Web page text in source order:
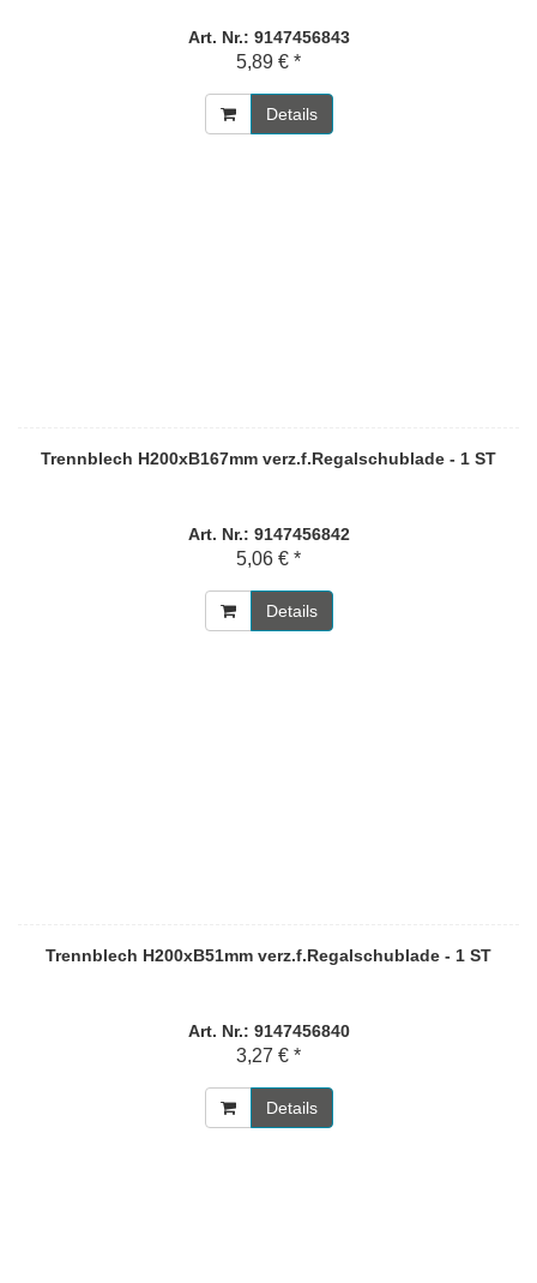
Art. Nr.: 9147456843
5,89 € *
Details
Trennblech H200xB167mm verz.f.Regalschublade - 1 ST
Art. Nr.: 9147456842
5,06 € *
Details
Trennblech H200xB51mm verz.f.Regalschublade - 1 ST
Art. Nr.: 9147456840
3,27 € *
Details